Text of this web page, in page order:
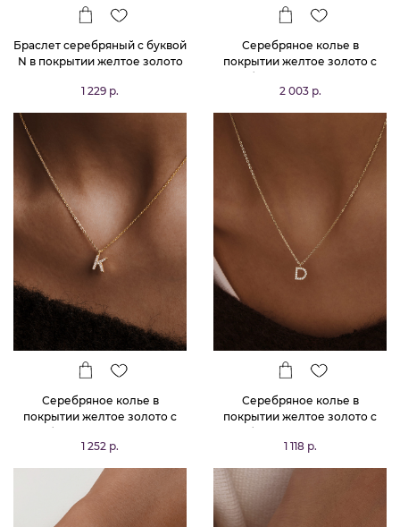
Браслет серебряный с буквой
N в покрытии желтое золото
1 229 р.
Серебряное колье в
покрытии желтое золото с
2 003 р.
Серебряное колье в
покрытии желтое золото с
1 252 р.
Серебряное колье в
покрытии желтое золото с
1 118 р.